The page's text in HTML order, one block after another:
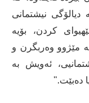
نیشتمانی
کردن، بۆیە
مێژوو وەربگرن و
ئەویش بە
دەبێت."